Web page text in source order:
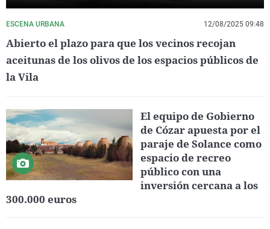
ESCENA URBANA 12/08/2025 09:48
Abierto el plazo para que los vecinos recojan
aceitunas de los olivos de los espacios públicos de
la Vila
El equipo de Gobierno
de Cózar apuesta por el
paraje de Solance como
espacio de recreo
público con una
inversión cercana a los
300.000 euros